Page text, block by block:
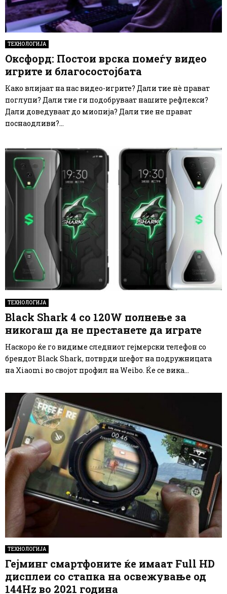
ТЕХНОЛОГИЈА
Оксфорд: Постои врска помеѓу видео
игрите и благосостојбата
Како влијаат на нас видео-игрите? Дали тие нè прават
поглупи? Дали тие ги подобруваат нашите рефлекси?
Дали доведуваат до миопија? Дали тие не прават
поснаодливи?...
ТЕХНОЛОГИЈА
Black Shark 4 со 120W полнење за
никогаш да не престанете да играте
Наскоро ќе го видиме следниот гејмерски телефон со
брендот Black Shark, потврди шефот на подружницата
на Xiaomi во својот профил на Weibo. Ќе се вика...
ТЕХНОЛОГИЈА
Гејминг смартфоните ќе имаат Full HD
дисплеи со стапка на освежување од
144Hz во 2021 година